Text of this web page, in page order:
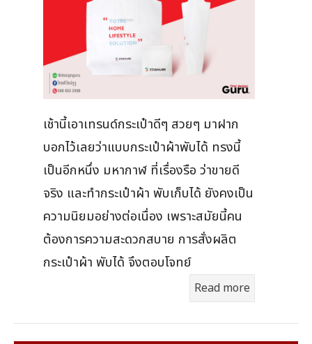
เช้านี้เอาเทรนด์กระเป๋าดีๆ สวยๆ มาฝาก
บอกไว้เลยว่าแบบกระเป๋าผ้าพับได้ ทรงนี้
เป็นอีกหนึ่ง มหากาฬ ที่เรื่องรือ ว่าขายดี
จริง และทำกระเป๋าผ้า พับเก็บได้ ยังคงเป็น
ความนิยมอย่างต่อเนื่อง เพราะสมัยนี้คน
ต้องการความสะดวกสบาย การสั่งผลิต
กระเป๋าผ้า พับได้ จึงตอบโจทย์
Read more